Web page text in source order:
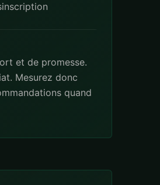
et de promesse.
Mesurez donc
quand